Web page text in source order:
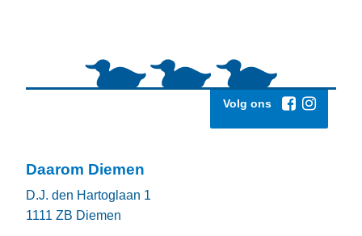
Volg ons
Daarom Diemen
D.J. den Hartoglaan 1
1111 ZB Diemen